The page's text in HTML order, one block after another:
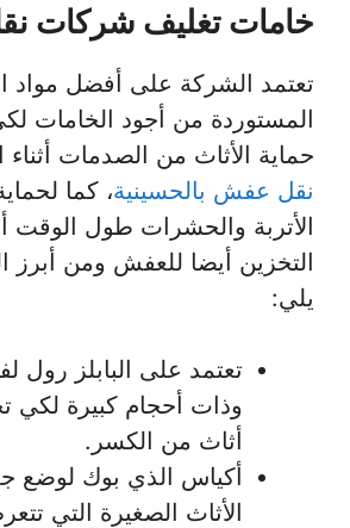
خامات تغليف شركات
تعتمد الشركة على أفضل مواد
المستوردة من أجود الخامات
حماية الأثاث من الصدمات أثناء
نقل عفش بالحسينية، كما
الأتربة والحشرات طول الوقت
التخزين أيضا للعفش ومن أبرز
يلي:
تعتمد على البابلز رول
وذات أحجام كبيرة لكي
أثاث من الكسر.
أكياس الذي بوك لوضع
الأثاث الصغيرة التي